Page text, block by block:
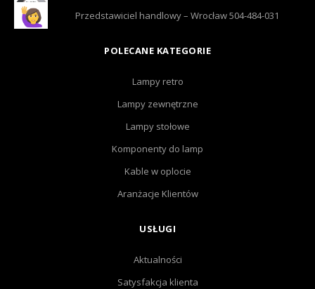
Przedstawiciel handlowy – Wrocław 504-484-031
POLECANE KATEGORIE
Lampy retro
Lampy zewnętrzne
Lampy stołowe
Komponenty do lamp
Kable w oplocie
Aranżacje Klientów
USŁUGI
Aktualności
Satysfakcja klienta